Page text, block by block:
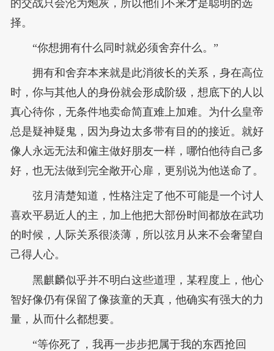
的交战只会沦为炮灰，所以他们不来才是聪明的选
择。
“你想拥有什么同时就必须舍弃什么。”
拥有和舍弃本来就是此消彼长的关系，身在高位
时，你与其他人的身份就会形成阶级，想底下的人以
真心待你，无条件地卖命简直难上加难。为什么皇帝
总是疑神疑鬼，因为身边太多带有目的的接近。就好
像人永远无法和僱主做好朋友一样，哪怕他待自己多
好，也无法做到完全敞开心扉，更别说为他送命了。
弦月清楚知道，性格注定了他不可能是一个讨人
喜欢平易近人的主，加上他把大部份时间都放在武功
的时候，人际关系很淡薄，所以弦月从来不会奢望自
己得人心。
黑麒麟似乎并不明白这些道理，某程度上，他心
智好像仍有保留了像孩童的天真，他确实有强大的力
量，从而什么都想要。
“等你死了，我再一步步把属于我的东西抢回